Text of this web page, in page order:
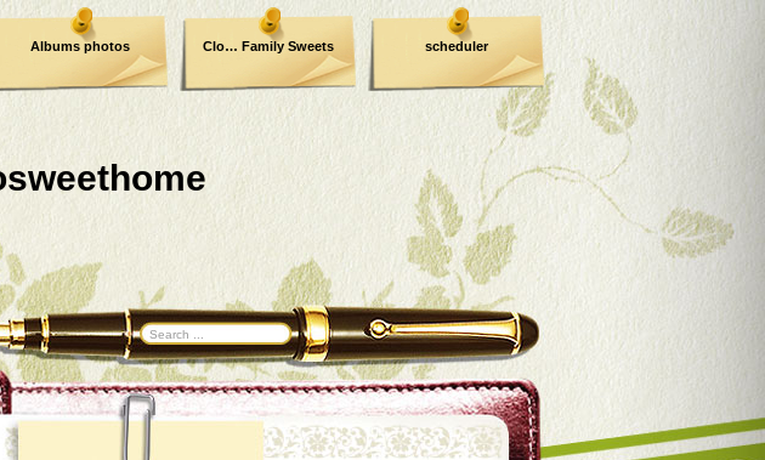
Albums photos Clo… Family Sweets scheduler